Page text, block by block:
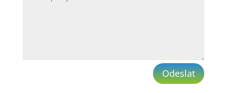
Odeslat